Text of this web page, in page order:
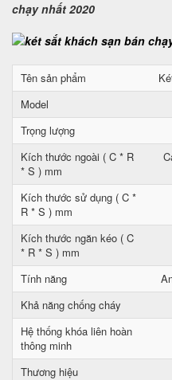
chạy nhất 2020
Tên sản phẩm
Model
Trọng lượng
Kích thước ngoài ( C * R
* S ) mm
Kích thước sử dụng ( C *
R * S ) mm
Kích thước ngăn kéo ( C
* R * S ) mm
Tính năng
Khả năng chống cháy
Hệ thống khóa liên hoàn
thông minh
Thương hiệu